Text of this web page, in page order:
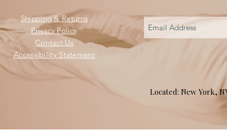
Shipping & Returns
Privacy Policy
Contact Us
Accessibility Statement
Located: New York,